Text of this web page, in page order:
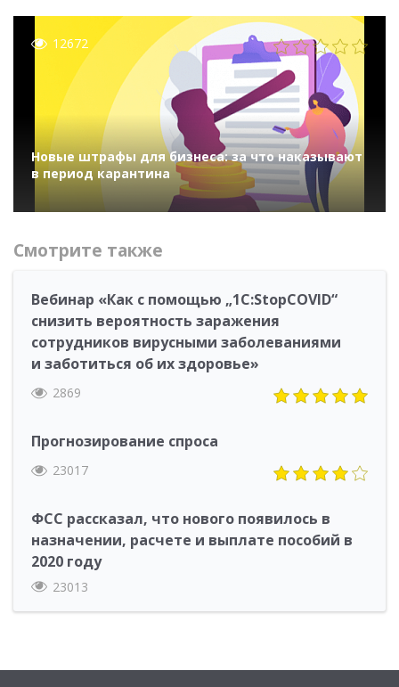
12672
Новые штрафы для бизнеса: за что наказывают
в период карантина
Смотрите также
Вебинар «Как с помощью „1С:StopCOVID“
снизить вероятность заражения
сотрудников вирусными заболеваниями
и заботиться об их здоровье»
2869
Прогнозирование спроса
23017
ФСС рассказал, что нового появилось в
назначении, расчете и выплате пособий в
2020 году
23013